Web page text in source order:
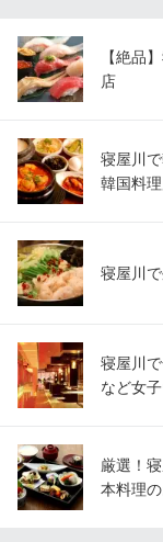
【絶品
店
寝屋川
韓国料理
寝屋川
寝屋川
など女
厳選！
本料理